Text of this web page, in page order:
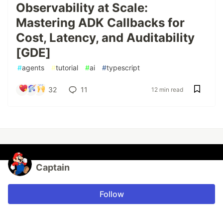
Observability at Scale:
Mastering ADK Callbacks for
Cost, Latency, and Auditability
[GDE]
#agents #tutorial #ai #typescript
32 11 12 min read
Captain
Follow